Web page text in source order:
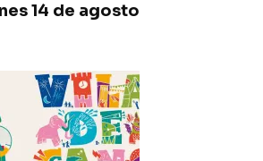
14 de agosto